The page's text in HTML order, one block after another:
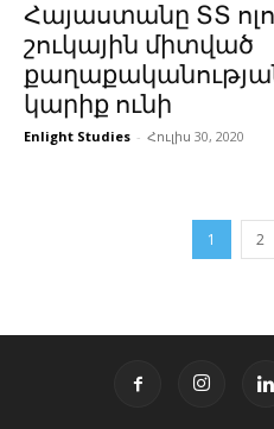
Հայաստանը ՏՏ
շուկային միտված
կարիք ունի
Enlight Studies - Հուլիս 30, 2020
1 2